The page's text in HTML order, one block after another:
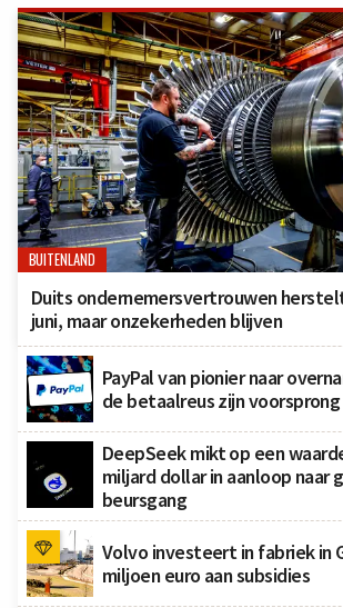
BUITENLAND
Duits ondernemersvertrouwen
juni, maar onzekerheden blijven
PayPal van pionier naar
de betaalreus zijn
DeepSeek mikt op een
miljard dollar in aanloop naar
beursgang
Volvo investeert in fabriek in
miljoen euro aan subsidies